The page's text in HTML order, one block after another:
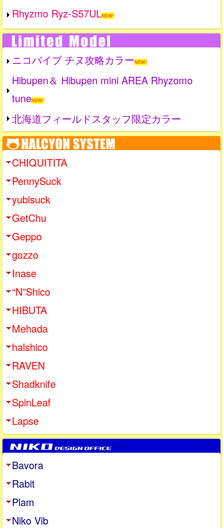
Rhyzmo Ryz-S57ULNEW!
ニコバイブ チヌ攻略カラーNEW!
Hibupen＆ Hibupen mini AREA Rhyzomo
tuneNEW!
北海道フィールドスタッフ限定カラー
CHIQUITITA
PennySuck
yubisuck
GetChu
Geppo
gozzo
Inase
“N”Shico
HIBUTA
Mehada
halshico
RAVEN
Shadknife
SpinLeaf
Lapse
Bavora
Rabit
Plam
Niko Vib